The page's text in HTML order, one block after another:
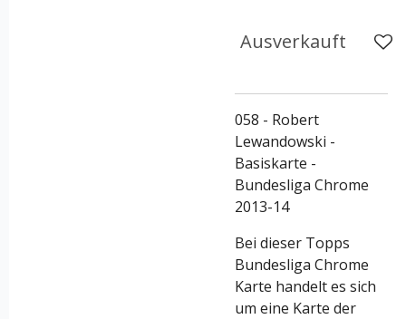
Ausverkauft
058 - Robert
Lewandowski -
Basiskarte -
Bundesliga Chrome
2013-14
Bei dieser Topps
Bundesliga Chrome
Karte handelt es sich
um eine Karte der